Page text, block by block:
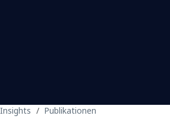
Insights Publikationen